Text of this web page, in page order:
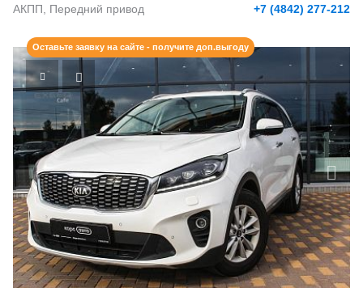
АКПП, Передний привод +7 (4842) 277-212
Оставьте заявку на сайте - получите доп.выгоду